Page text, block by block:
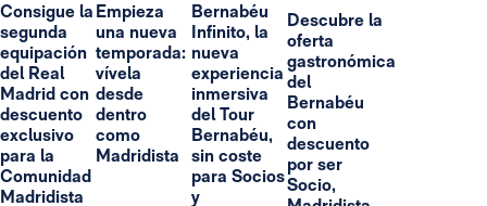
Consigue la
segunda
equipación
del Real
Madrid con
descuento
exclusivo
para la
Comunidad
Madridista
Empieza
una nueva
temporada:
vívela
desde
dentro
como
Madridista
Bernabéu
Infinito, la
nueva
experiencia
inmersiva
del Tour
Bernabéu,
sin coste
para Socios
y
Descubre la
oferta
gastronómica
del
Bernabéu
con
descuento
por ser
Socio,